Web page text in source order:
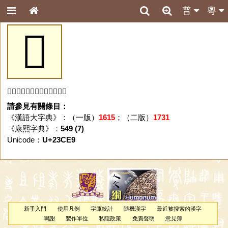
粵
普
𣳩
「𣳩」字未收錄於本資料庫。
請參見有關條目：
《漢語大字典》：（一版） 1615；（二版） 1731
《康熙字典》： 549 (7)
Unicode： U+23CE9
新手入門 使用凡例 字庫統計 隨機漢字
最近被搜索的漢字
鳴謝
製作單位 私隱政策 免責聲明 意見簿